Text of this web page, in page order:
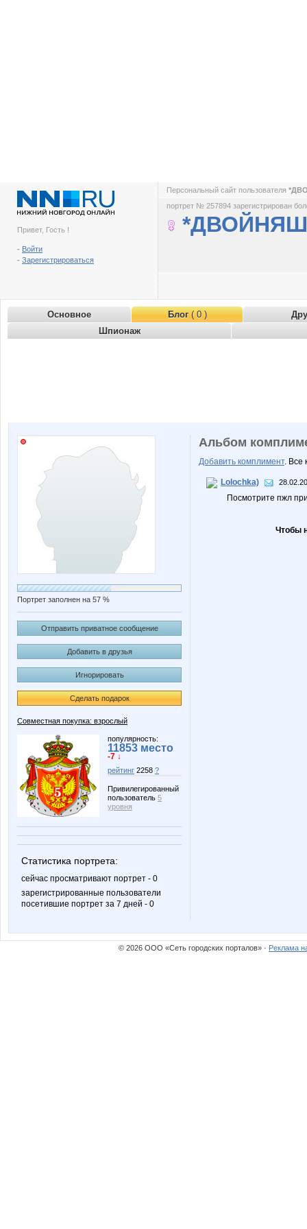
Привет, Гость !
- Войти
- Зарегистрироваться
Персональный сайт пользователя
портрет № 257894 зарегистрирован
Основное Блог( 0 )
Шпионаж
Портрет заполнен на 57 %
Отправить приватное сообщение
Добавить в друзья
Игнорировать
Сделать подарок
Совместная покупка: взрослый
популярность:
11853 место
-7 ↓
рейтинг 2258 ?
Привилегированный
пользователь 5
уровня
Статистика портрета:
сейчас просматривают портрет - 0
зарегистрированные пользователи
посетившие портрет за 7 дней - 0
Альбом
Добавить комплимент. Все
Lolochka)
Посмотрите пжл
Чтобы
© 2026 ООО «Сеть городских порталов» · Реклама